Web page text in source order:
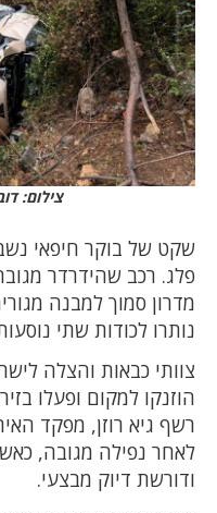
צילום:
שקט של בוקר חיפאי
פלג. רכב שהידרדר
מדרון סמוך למבנה
נותרו לכודות שתי
צוותי כבאות והצלה
הוזנקו למקום ופעלו
רשף גיא רוזן, מפקד
לאחר נפילה מגובה,
ודורשת דיוק מבצעי.